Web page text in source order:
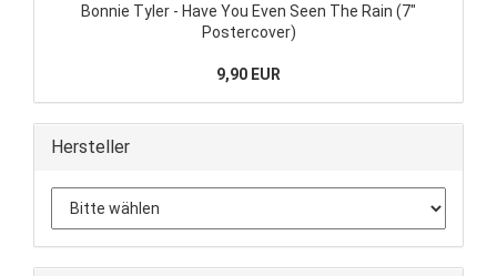
Bonnie Tyler - Have You Even Seen The Rain (7"
Postercover)
9,90 EUR
Hersteller